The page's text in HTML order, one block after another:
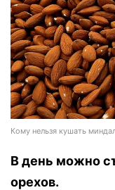
Кому нельзя кушать
В день можно
орехов.